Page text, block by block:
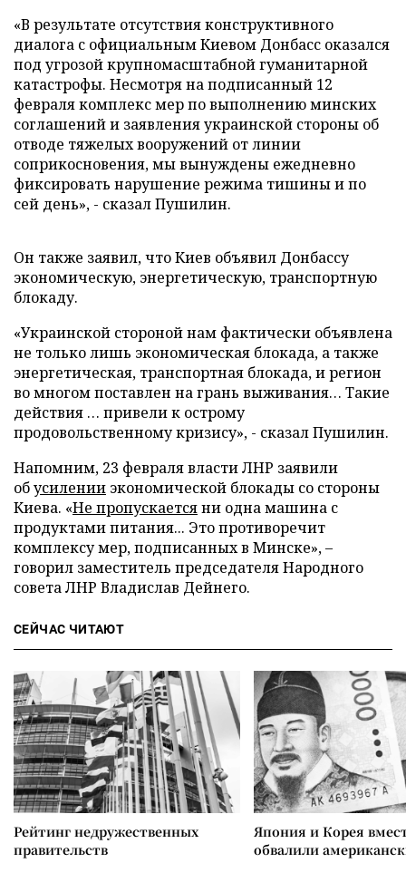
«В результате отсутствия конструктивного
диалога с официальным Киевом Донбасс оказался
под угрозой крупномасштабной гуманитарной
катастрофы. Несмотря на подписанный 12
февраля комплекс мер по выполнению минских
соглашений и заявления украинской стороны об
отводе тяжелых вооружений от линии
соприкосновения, мы вынуждены ежедневно
фиксировать нарушение режима тишины и по
сей день», - сказал Пушилин.
Он также заявил, что Киев объявил Донбассу
экономическую, энергетическую, транспортную
блокаду.
«Украинской стороной нам фактически объявлена
не только лишь экономическая блокада, а также
энергетическая, транспортная блокада, и регион
во многом поставлен на грань выживания… Такие
действия … привели к острому
продовольственному кризису», - сказал Пушилин.
Напомним, 23 февраля власти ЛНР заявили
обусилении экономической блокады со стороны
Киева. «Не пропускаетсяни одна машина с
продуктами питания... Это противоречит
комплексу мер, подписанных в Минске», –
говорил заместитель председателя Народного
совета ЛНР Владислав Дейнего.
СЕЙЧАС ЧИТАЮТ
Рейтинг недружественных
правительств
Япония и Корея
обвалили